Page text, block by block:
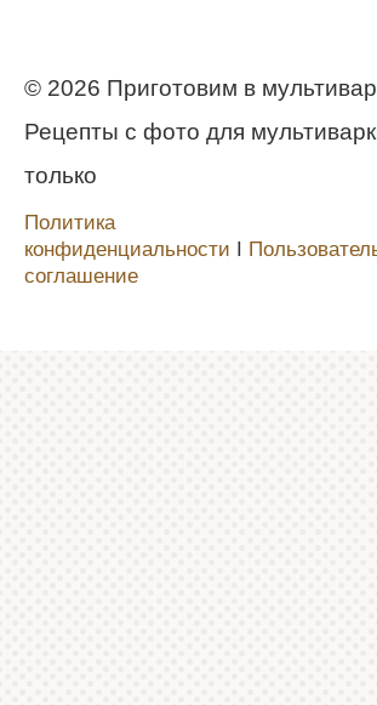
© 2026 Приготовим в
Рецепты с фото для
только
Политика
конфиденциальности Ι
соглашение